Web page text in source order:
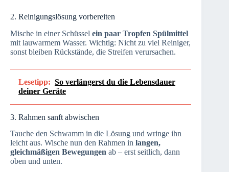
2. Reinigungslösung vorbereiten
Mische in einer Schüssel ein paar Tropfen Spülmittel
mit lauwarmem Wasser. Wichtig: Nicht zu viel Reiniger,
sonst bleiben Rückstände, die Streifen verursachen.
Lesetipp: So verlängerst du die Lebensdauer
deiner Geräte
3. Rahmen sanft abwischen
Tauche den Schwamm in die Lösung und wringe ihn
leicht aus. Wische nun den Rahmen in langen,
gleichmäßigen Bewegungen ab – erst seitlich, dann
oben und unten.